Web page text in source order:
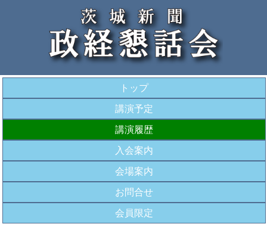
トップ
講演予定
講演履歴
入会案内
会場案内
お問合せ
会員限定